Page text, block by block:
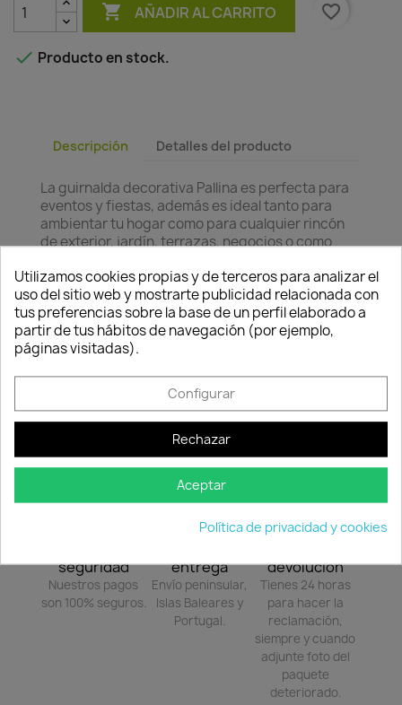
 AÑADIR AL CARRITO favorite_border
 Producto en stock.
Descripción Detalles del producto
La guirnalda decorativa Pallina es perfecta para
eventos y fiestas, además es ideal tanto para
ambientar tu hogar como para cualquier rincón
de exterior, jardín, terrazas, negocios o como
fibras naturales.
Esta guirnalda proporciona un diseño vintage y
una iluminación cálida muy destacable.
El tamaño de la guirnalda es de unos 330 cm y el
cable es de color yute. Luz cálida.
Plazo de entrega: 5-10 días laborables.
seguridad
Nuestros pagos
son 100% seguros.
entrega
Envío peninsular,
Islas Baleares y
Portugal.
devolución
Tienes 24 horas
para hacer la
reclamación,
siempre y cuando
adjunte foto del
paquete
deteriorado.
Utilizamos cookies propias y de terceros para analizar el
uso del sitio web y mostrarte publicidad relacionada con
tus preferencias sobre la base de un perfil elaborado a
partir de tus hábitos de navegación (por ejemplo,
páginas visitadas).
Configurar
Rechazar
Aceptar
Política de privacidad y cookies
Consentimiento de cookies